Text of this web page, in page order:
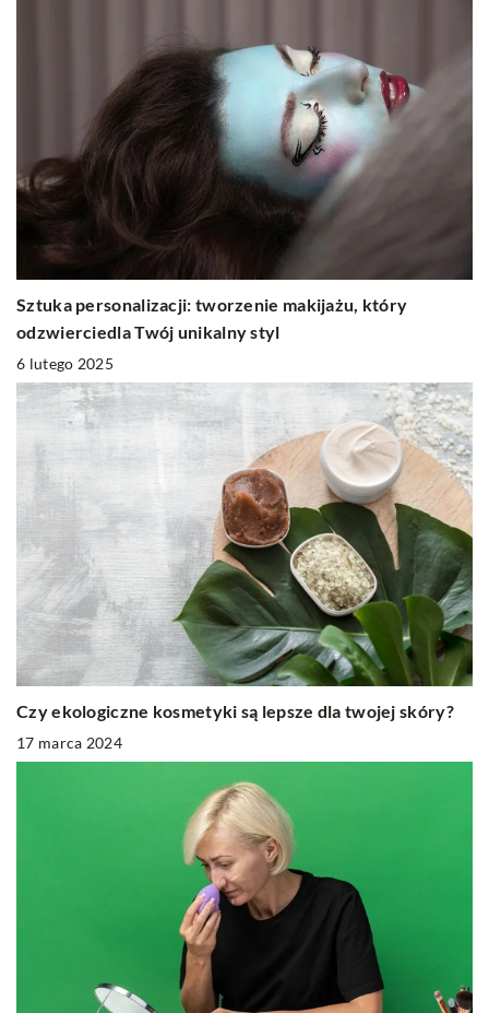
Sztuka personalizacji: tworzenie makijażu, który
odzwierciedla Twój unikalny styl
6 lutego 2025
Czy ekologiczne kosmetyki są lepsze dla twojej skóry?
17 marca 2024